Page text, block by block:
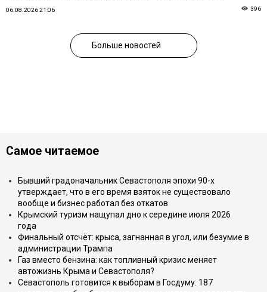
06.08.2026 21:06 396
Больше новостей
Самое читаемое
Бывший градоначальник Севастополя эпохи 90-х
утверждает, что в его время взяток не существовало
вообще и бизнес работал без откатов
Крымский туризм нащупал дно к середине июля 2026
года
Финальный отсчёт: крыса, загнанная в угол, или безумие в
администрации Трампа
Газ вместо бензина: как топливный кризис меняет
автожизнь Крыма и Севастополя?
Севастополь готовится к выборам в Госдуму: 187